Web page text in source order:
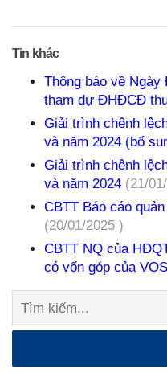
Tin khác
Thông báo về
tham dự ĐHĐCĐ
Giải trình chênh
và năm 2024 (bổ
Giải trình chênh
và năm 2024 (21/
CBTT Báo cáo
(20/01/2025 )
CBTT NQ của
có vốn góp của
Tìm
kiếm: